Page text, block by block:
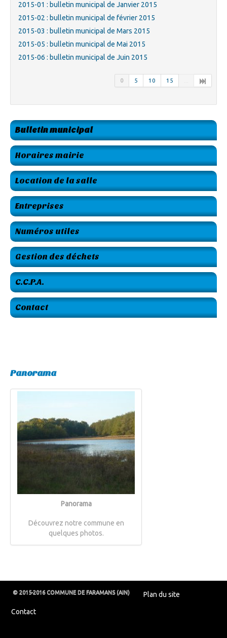
2015-01 : bulletin municipal de Janvier 2015
2015-02 : bulletin municipal de février 2015
2015-03 : bulletin municipal de Mars 2015
2015-05 : bulletin municipal de Mai 2015
2015-06 : bulletin municipal de Juin 2015
0 5 10 15
Bulletin municipal
Horaires mairie
Location de la salle
Entreprises
Numéros utiles
Gestion des déchets
C.C.P.A.
Contact
Panorama
Panorama
Découvrez notre commune en
quelques photos.
© 2015-2016 COMMUNE DE FARAMANS (AIN) Plan du site
Contact